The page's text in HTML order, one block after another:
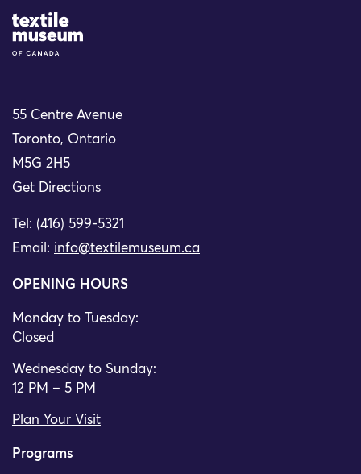
Site Logo
55 Centre Avenue
Toronto, Ontario
M5G 2H5
Get Directions
Tel: (416) 599-5321
Email: info@textilemuseum.ca
OPENING HOURS
Monday to Tuesday:
Closed
Wednesday to Sunday:
12 PM – 5 PM
Plan Your Visit
Programs